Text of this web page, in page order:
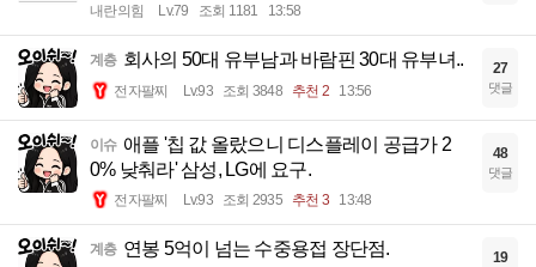
내란의힘 Lv.79 조회 1181 13:58
계층 회사의 50대 유부남과 바람핀 30대 유부녀..
전자팔찌 Lv.93 조회 3848 추천 2 13:56
27
댓글
이슈 애플 '칩 값 올랐으니 디스플레이 공급가 2
0% 낮춰라' 삼성, LG에 요구.
전자팔찌 Lv.93 조회 2935 추천 3 13:48
48
댓글
계층 연봉 5억이 넘는 수중용접 장단점. 19